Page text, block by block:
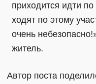
приходится идти
ходят по этому
очень
житель.
Автор поста